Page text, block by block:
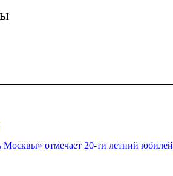
отмечает 20-ти летний юбилей